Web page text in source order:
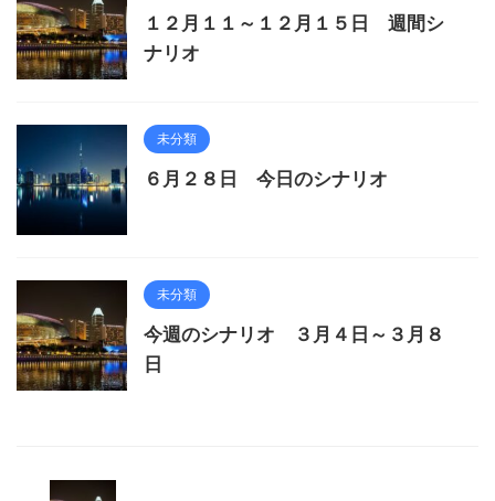
１２月１１～１２月１５日 週間シ
ナリオ
未分類
６月２８日 今日のシナリオ
未分類
今週のシナリオ ３月４日～３月８
日